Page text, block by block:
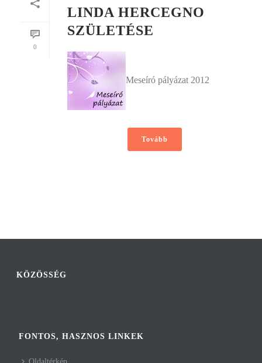
0
LINDA HERCEGNO
SZÜLETÉSE
Meseíró pályázat 2012
Tovább
KÖZÖSSÉG
FONTOS, HASZNOS LINKEK